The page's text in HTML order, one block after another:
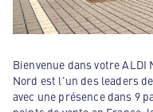
Bienvenue dans votre
Nord est l'un des leaders
avec une présence dans 9